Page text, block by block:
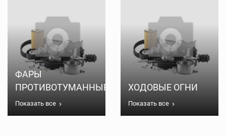
ФАРЫ
ПРОТИВОТУМАННЫЕ
Показать все
ХОДОВЫЕ ОГНИ
Показать все